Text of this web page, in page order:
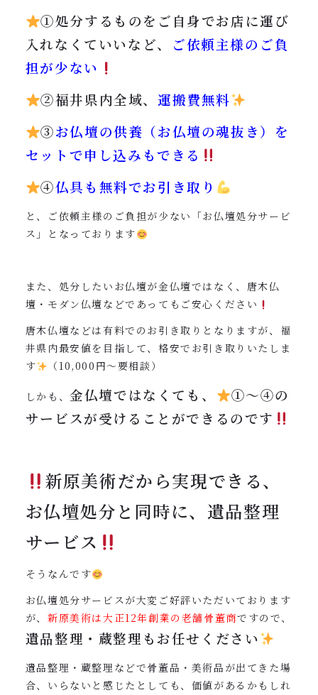
①処分するものをご自身でお店に運び
入れなくていいなど、
ご依頼主様のご負
担が少ない
②福井県内全域、 運搬費無料
③お仏壇の供養（お仏壇の魂抜き）を
セットで申し込みもできる
④仏具も無料でお引き取り
と、ご依頼主様のご負担が少ない「お仏壇処分サービ
ス」となっております
また、処分したいお仏壇が金仏壇ではなく、唐木仏
壇・モダン仏壇などであってもご安心ください
唐木仏壇などは有料でのお引き取りとなりますが、福
井県内最安値を目指して、格安でお引き取りいたしま
す
（10,000円〜要相談）
しかも、金仏壇ではなくても、
①〜④の
サービスが受けることができるのです
新原美術だから実現できる、
お仏壇処分と同時に、遺品整理
サービス
そうなんです
お仏壇処分サービスが大変ご好評いただいております
が、新原美術は大正12年創業の老舗骨董商ですので、
遺品整理・蔵整理もお任せください
遺品整理・蔵整理などで骨董品・美術品が出てきた場
合、いらないと感じたとしても、価値があるかもしれ